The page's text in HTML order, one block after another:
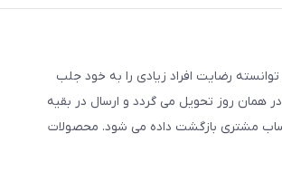
رضایت افراد زیادی را به خود جلب
همان روز تحویل می گردد و ارسال در بقیه
حساب مشتری بازگشت داده می شود. محصولات